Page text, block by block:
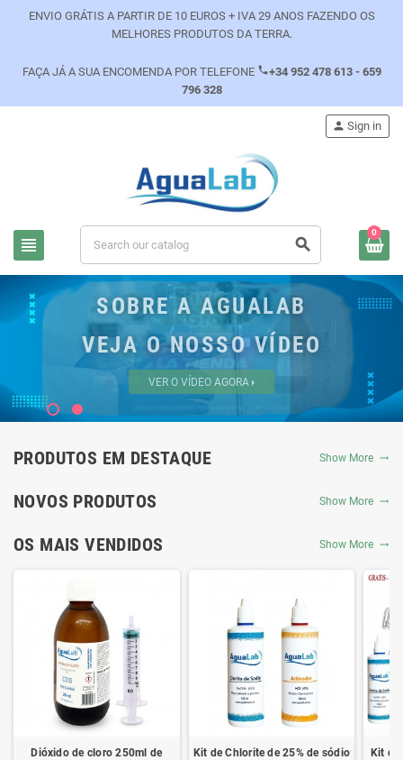
ENVIO GRÁTIS A PARTIR DE 10 EUROS + IVA 29 ANOS FAZENDO OS
MELHORES PRODUTOS DA TERRA.
FAÇA JÁ A SUA ENCOMENDA POR TELEFONE phone+34 952 478 613 - 659
796 328
view_headline search
person Sign in
0
PRODUTOS EM DESTAQUE Show More
NOVOS PRODUTOS Show More
OS MAIS VENDIDOS Show More
Dióxido de cloro 250ml de
Kit de Chlorite de 25% de sódio
Kit de